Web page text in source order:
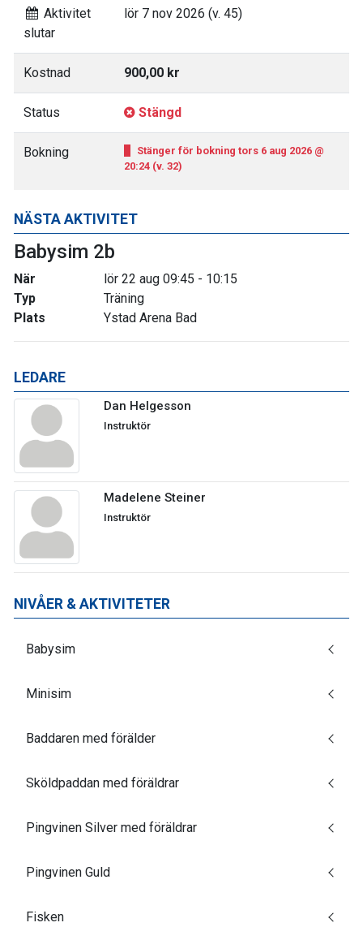
NÄSTA AKTIVITET
Babysim 2b
När
lör 22 aug 09:45 - 10:15
Typ
Träning
Plats
Ystad Arena Bad
LEDARE
Dan Helgesson
Instruktör
Madelene Steiner
Instruktör
Aktivitet
slutar
lör 7 nov 2026 (v. 45)
Kostnad 900,00 kr
Status Stängd
Bokning
Stänger för bokning tors 6 aug 2026 @
20:24 (v. 32)
NIVÅER & AKTIVITETER
Babysim
Minisim
Baddaren med förälder
Sköldpaddan med föräldrar
Pingvinen Silver med föräldrar
Pingvinen Guld
Fisken